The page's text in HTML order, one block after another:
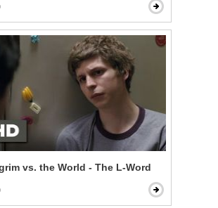
vs. the World - The L-Word